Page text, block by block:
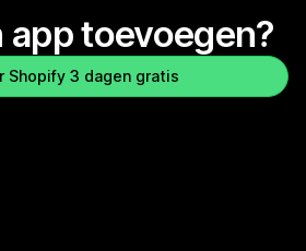
app toevoegen?
Shopify 3 dagen gratis